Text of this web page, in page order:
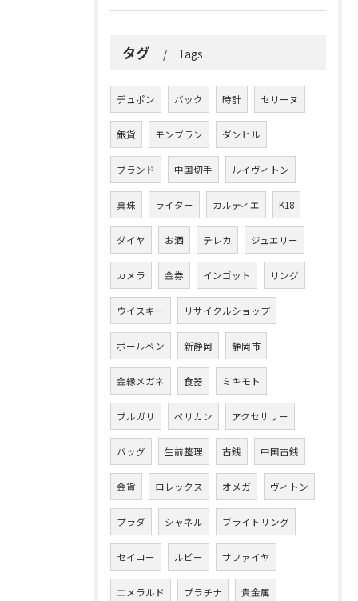
タグ Tags
デュポン バック 時計 セリーヌ
銀貨 モンブラン ダンヒル
ブランド 中国切手 ルイヴィトン
真珠 ライター カルティエ K18
ダイヤ お酒 テレカ ジュエリー
カメラ 金券 インゴット リング
ウイスキー リサイクルショップ
ボールペン 新静岡 静岡市
金縁メガネ 食器 ミキモト
ブルガリ ペリカン アクセサリー
バッグ 生前整理 古銭 中国古銭
金貨 ロレックス オメガ ヴィトン
プラダ シャネル ブライトリング
セイコー ルビー サファイヤ
エメラルド プラチナ 貴金属